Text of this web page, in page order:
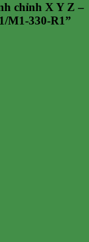
chỉnh X Y Z –
M1-330-R1”